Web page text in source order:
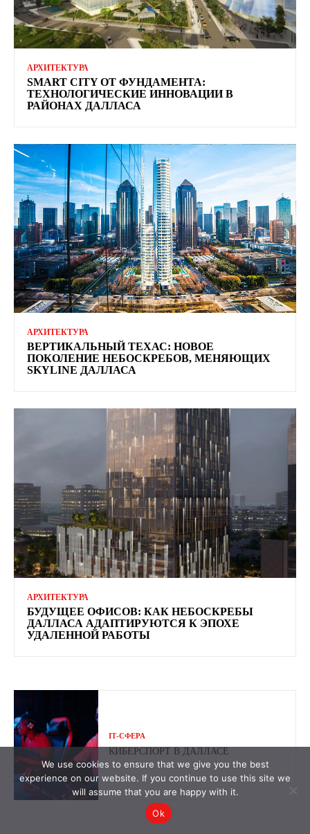
АРХИТЕКТУРА
SMART CITY ОТ ФУНДАМЕНТА:
ТЕХНОЛОГИЧЕСКИЕ ИННОВАЦИИ В
РАЙОНАХ ДАЛЛАСА
АРХИТЕКТУРА
ВЕРТИКАЛЬНЫЙ ТЕХАС: НОВОЕ
ПОКОЛЕНИЕ НЕБОСКРЕБОВ, МЕНЯЮЩИХ
SKYLINE ДАЛЛАСА
АРХИТЕКТУРА
БУДУЩЕЕ ОФИСОВ: КАК НЕБОСКРЕБЫ
ДАЛЛАСА АДАПТИРУЮТСЯ К ЭПОХЕ
УДАЛЕННОЙ РАБОТЫ
ІТ-СФЕРА
КИБЕРСПОРТ В ДАЛЛАСЕ
We use cookies to ensure that we give you the best
experience on our website. If you continue to use this site we
will assume that you are happy with it.
Ok